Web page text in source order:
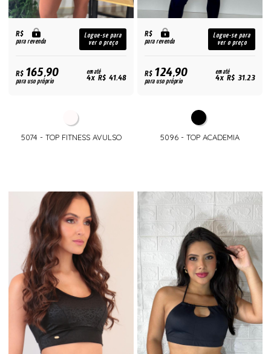
R$
para revenda
Logue-se para
ver o preço
R$165,90
para uso próprio
em até
4x R$ 41,48
5074 - TOP FITNESS AVULSO
R$
para revenda
Logue-se para
ver o preço
R$124,90
para uso próprio
em até
4x R$ 31,23
5096 - TOP ACADEMIA